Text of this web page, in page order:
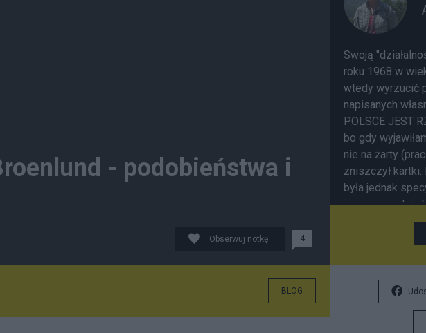
- podobieństwa i
Obserwuj notkę 4
BLOG
Swoją
roku 1968 w
wtedy wyrzucić
napisanych
POLSCE JEST
bo gdy
nie na żarty
zniszczył kartki.
była jednak
przez parę dni
chodzić karmić